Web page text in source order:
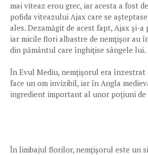
mai viteaz erou grec, iar acesta a fost
pofida viteazului Ajax care se
ales. Dezamăgit de acest fapt, Ajax şi-
iar micile flori albastre de nemţişor au
din pământul care înghiţise sângele lui.
În Evul Mediu, nemţişorul era înzestrat
face un om invizibil, iar în Angla
ingredient important al unor poţiuni de
În limbajul florilor, nemţişorul este un